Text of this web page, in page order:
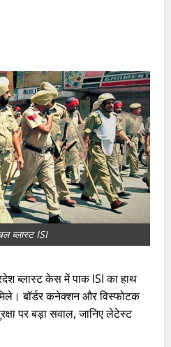
ब्लास्ट ISI
ब्लास्ट केस में पाक ISI का हाथ
बॉर्डर कनेक्शन और विस्फोटक
पर बड़ा सवाल, जानिए लेटेस्ट